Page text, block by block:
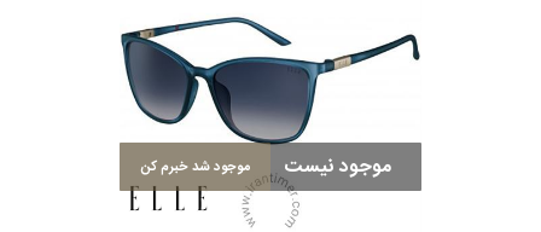
موجود نیست موجود شد خبرم کن